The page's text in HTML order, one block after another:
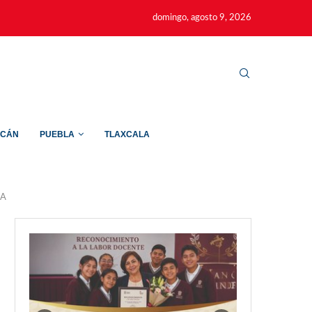
domingo, agosto 9, 2026
PUEBLA TLAXCALA